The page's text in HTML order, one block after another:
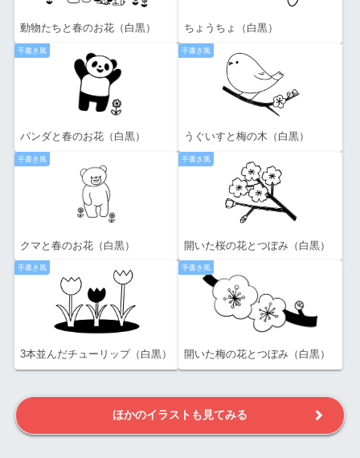
動物たちと春のお花（白黒） ちょうちょ（白黒）
手書き風
パンダと春のお花（白黒）
手書き風
うぐいすと梅の木（白黒）
手書き風
クマと春のお花（白黒）
手書き風
開いた桜の花とつぼみ（白黒）
手書き風
3本並んだチューリップ（白黒）
手書き風
開いた梅の花とつぼみ（白黒）
ほかのイラストも見てみる